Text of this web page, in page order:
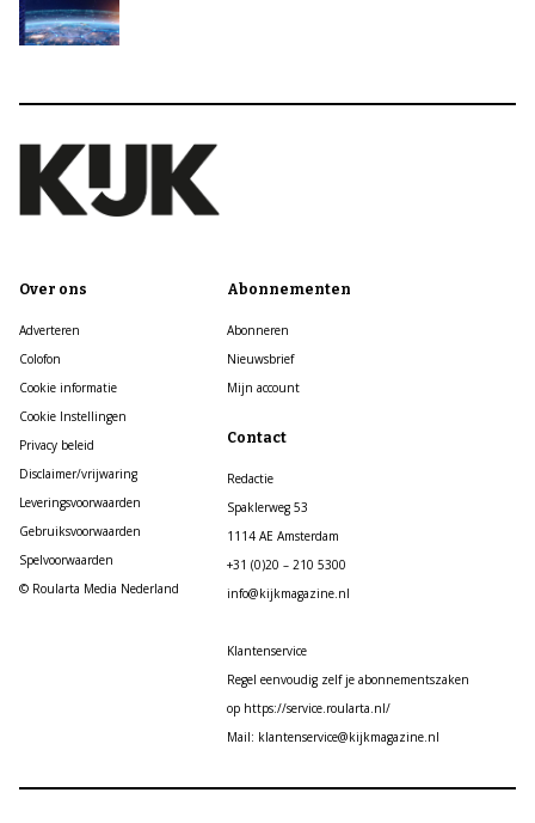
Over ons
Adverteren
Colofon
Cookie informatie
Cookie Instellingen
Privacy beleid
Disclaimer/vrijwaring
Leveringsvoorwaarden
Gebruiksvoorwaarden
Spelvoorwaarden
© Roularta Media Nederland
Abonnementen
Abonneren
Nieuwsbrief
Mijn account
Contact
Redactie
Spaklerweg 53
1114 AE Amsterdam
+31 (0)20 – 210 5300
info@kijkmagazine.nl
Klantenservice
Regel eenvoudig zelf je abonnementszaken
op https://service.roularta.nl/
Mail: klantenservice@kijkmagazine.nl